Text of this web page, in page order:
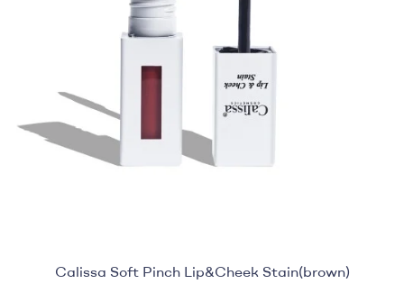
Calissa Soft Pinch Lip&Cheek Stain(brown)